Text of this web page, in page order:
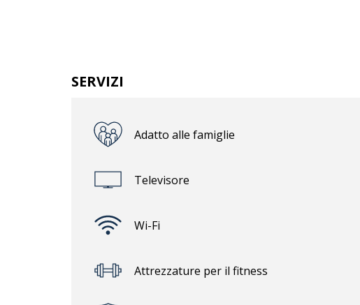
SERVIZI
Adatto alle famiglie
Televisore
Wi-Fi
Attrezzature per il fitness